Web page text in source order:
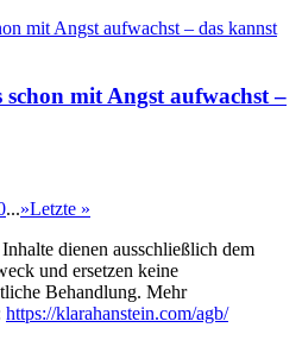
mit Angst aufwachst –
...»Letzte »
dienen ausschließlich dem
und ersetzen keine
Behandlung. Mehr
https://klarahanstein.com/agb/